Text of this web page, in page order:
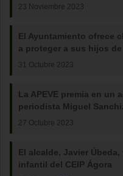
23 Noviembre 2023
El Ayuntamiento ofrece
a proteger a sus hijos
31 Octubre 2023
La APEVE premia en un
periodista Miguel
27 Octubre 2023
El alcalde, Javier
infantil del CEIP Ágora